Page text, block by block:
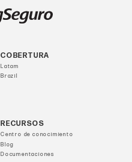
COBERTURA
Latam
Brazil
RECURSOS
Centro de conocimiento
Blog
Documentaciones